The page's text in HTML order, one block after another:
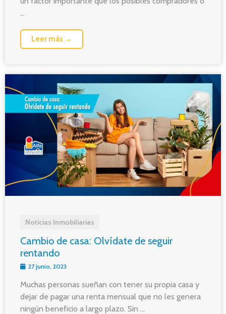
...
Leer más →
Noticias Inmobiliarias
Cambio de casa: Olvídate de seguir
rentando
27 junio, 2023
Muchas personas sueñan con tener su propia casa y
dejar de pagar una renta mensual que no les genera
ningún beneficio a largo plazo. Sin ...